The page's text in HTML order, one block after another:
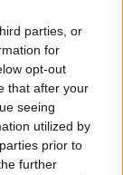
parties, or
for
opt-out
that after your
seeing
utilized by
prior to
further
european